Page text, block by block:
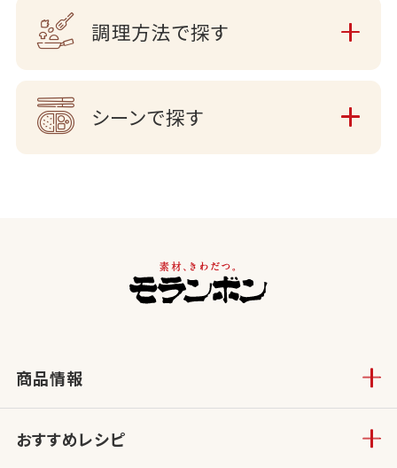
調理方法で探す
シーンで探す
商品情報
おすすめレシピ